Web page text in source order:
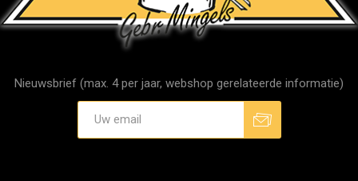
Nieuwsbrief (max. 4 per jaar, webshop gerelateerde informatie)